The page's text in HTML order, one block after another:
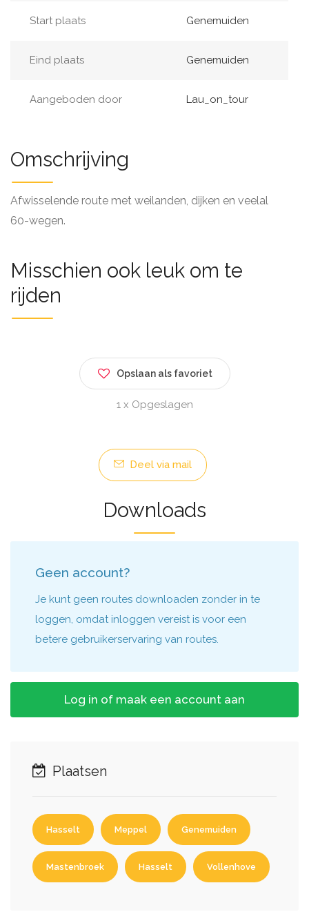
Start plaats Genemuiden
Eind plaats Genemuiden
Aangeboden door Lau_on_tour
Omschrijving
Afwisselende route met weilanden, dijken en veelal
60-wegen.
Misschien ook leuk om te
rijden
Opslaan als favoriet
1 x Opgeslagen
Deel via mail
Downloads
Geen account?
Je kunt geen routes downloaden zonder in te
loggen, omdat inloggen vereist is voor een
betere gebruikerservaring van routes.
Log in of maak een account aan
Plaatsen
Hasselt Meppel Genemuiden
Mastenbroek Hasselt Vollenhove